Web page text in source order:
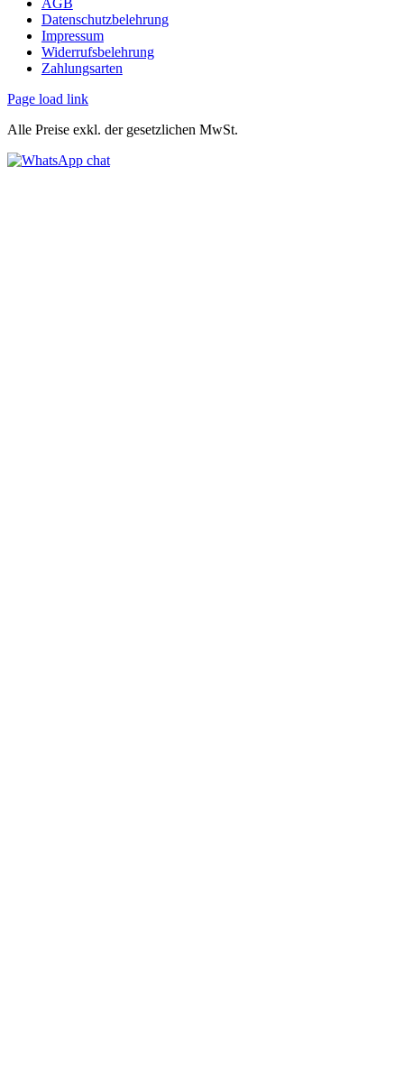
Datenschutzbelehrung
Impressum
Widerrufsbelehrung
Zahlungsarten
Page load link
Alle Preise exkl. der gesetzlichen MwSt.